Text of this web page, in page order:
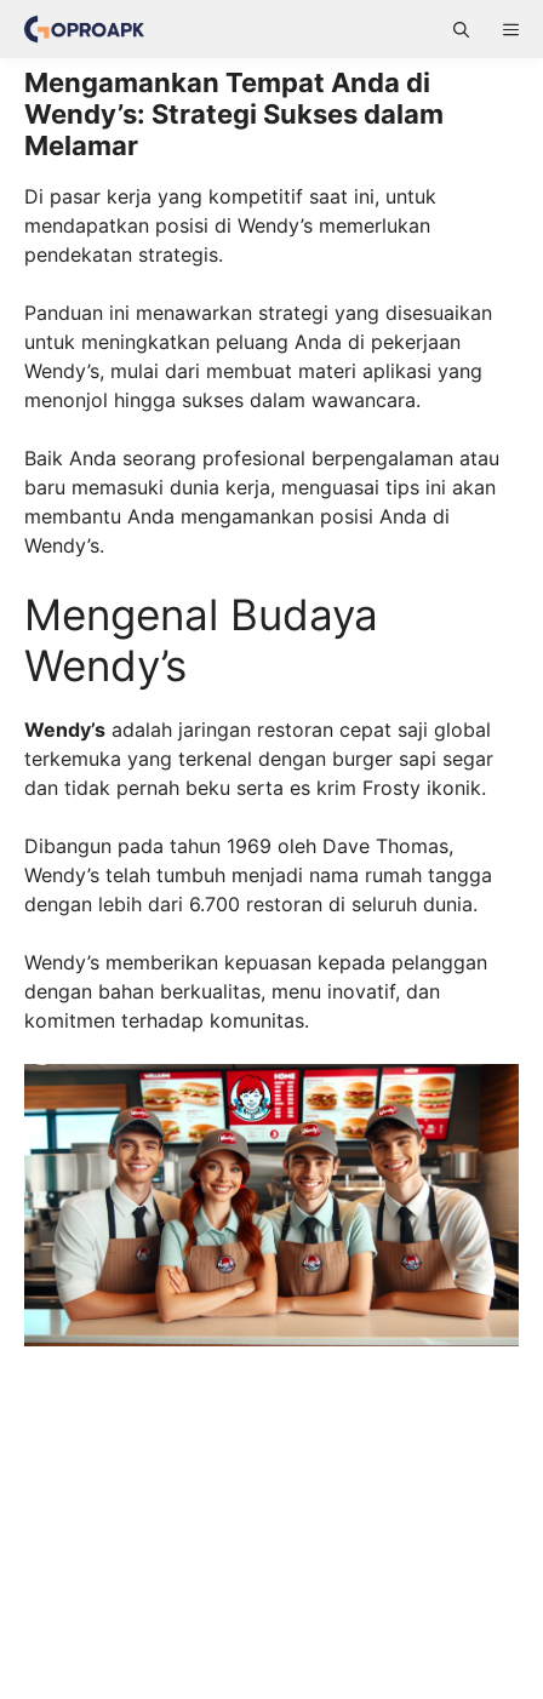
Skip
content
Mengamankan Tempat Anda di
Wendy’s: Strategi Sukses dalam
Melamar
Di pasar kerja yang kompetitif saat ini, untuk
mendapatkan posisi di Wendy’s memerlukan
pendekatan strategis.
Panduan ini menawarkan strategi yang disesuaikan
untuk meningkatkan peluang Anda di pekerjaan
Wendy’s, mulai dari membuat materi aplikasi yang
menonjol hingga sukses dalam wawancara.
Baik Anda seorang profesional berpengalaman atau
baru memasuki dunia kerja, menguasai tips ini akan
membantu Anda mengamankan posisi Anda di
Wendy’s.
Mengenal Budaya
Wendy’s
Wendy’s adalah jaringan restoran cepat saji global
terkemuka yang terkenal dengan burger sapi segar
dan tidak pernah beku serta es krim Frosty ikonik.
Dibangun pada tahun 1969 oleh Dave Thomas,
Wendy’s telah tumbuh menjadi nama rumah tangga
dengan lebih dari 6.700 restoran di seluruh dunia.
Wendy’s memberikan kepuasan kepada pelanggan
dengan bahan berkualitas, menu inovatif, dan
komitmen terhadap komunitas.